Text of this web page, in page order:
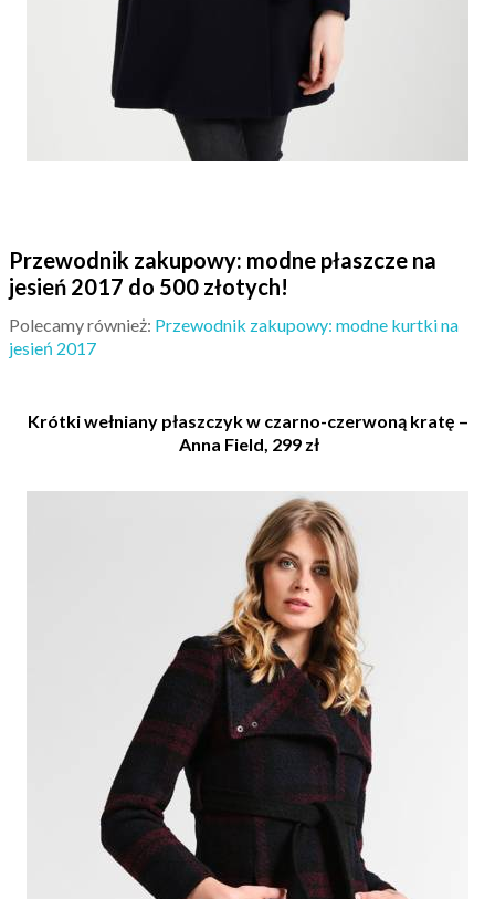
Przewodnik zakupowy: modne płaszcze na
jesień 2017 do 500 złotych!
Polecamy również: Przewodnik zakupowy: modne kurtki na
jesień 2017
Krótki wełniany płaszczyk w czarno-czerwoną kratę –
Anna Field, 299 zł